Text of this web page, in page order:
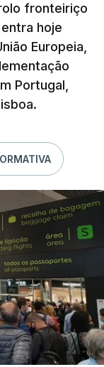
fronteiriço
hoje
Europeia,
Portugal,